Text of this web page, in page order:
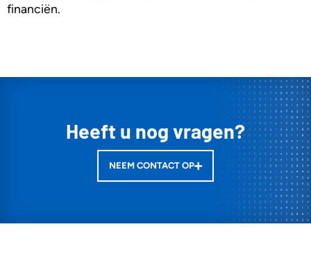
financiën.
Heeft u nog vragen?
NEEM CONTACT OP